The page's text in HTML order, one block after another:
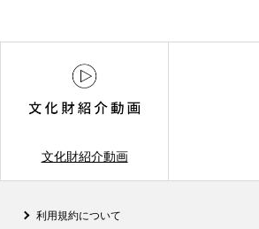
文化財紹介動画
利用規約について